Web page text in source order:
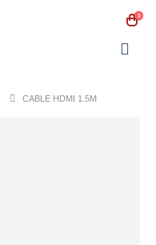
0
CABLE HDMI 1.5M